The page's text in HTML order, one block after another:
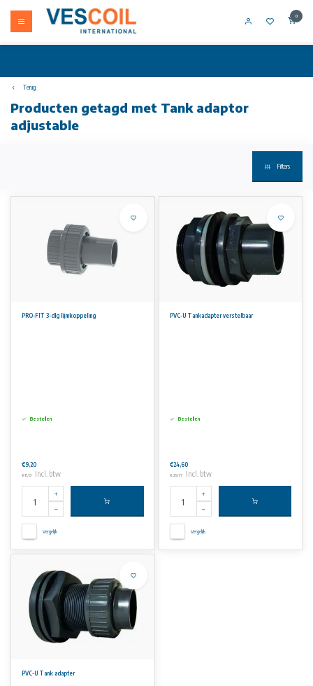
0
Terug
Producten getagd met Tank adaptor
adjustable
Filters
PRO-FIT 3-dlg lijmkoppeling
Bestellen
€9,20
€11,13 Incl. btw
Vergelijk
PVC-U Tankadapter verstelbaar
Bestellen
€24,60
€29,77 Incl. btw
Vergelijk
PVC-U Tank adapter